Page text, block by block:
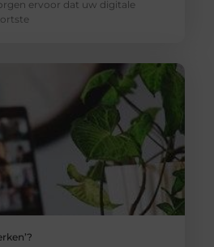
ervoor dat uw digitale